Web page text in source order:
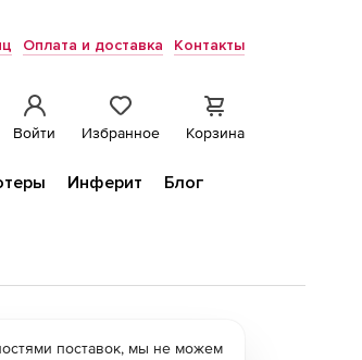
Оплата и доставка Контакты
Войти Избранное Корзина
Инферит
Блог
поставок, мы не можем